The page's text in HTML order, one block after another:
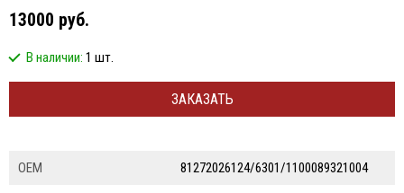
13000 руб.
В наличии: 1 шт.
ЗАКАЗАТЬ
ОЕМ 81272026124/6301/1100089321004